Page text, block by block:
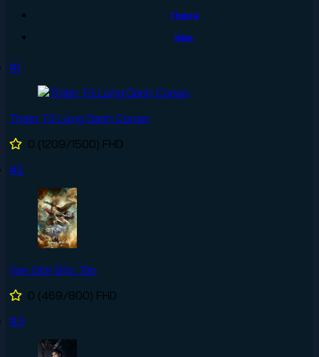
Tháng
Năm
#1
Thám Tử Lừng Danh Conan
0 (1209/1500) FHD
#2
Vạn Giới Độc Tôn
0 (469/800) FHD
#3